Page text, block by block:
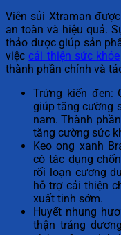
Viên sủi Xtraman
an toàn và hiệu quả.
thảo dược giúp sản
việc cải thiện sức khỏe
thành phần chính và
Trứng kiến đen:
giúp tăng cường
nam. Thành
tăng cường sức
Keo ong xanh
có tác dụng
rối loạn cương
hỗ trợ cải thiện
xuất tinh sớm.
Huyết nhung
thận tráng